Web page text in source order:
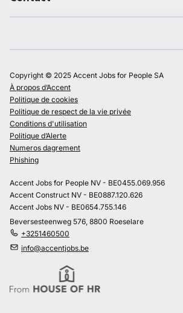
Copyright © 2025 Accent Jobs for People SA
À propos d’Accent
Politique de cookies
Politique de respect de la vie privée
Conditions d'utilisation
Politique d’Alerte
Numeros dagrement
Phishing
Accent Jobs for People NV - BE0455.069.956
Accent Construct NV - BE0887.120.626
Accent Jobs NV - BE0654.755.146
Beversesteenweg 576, 8800 Roeselare
+3251460500
info@accentjobs.be